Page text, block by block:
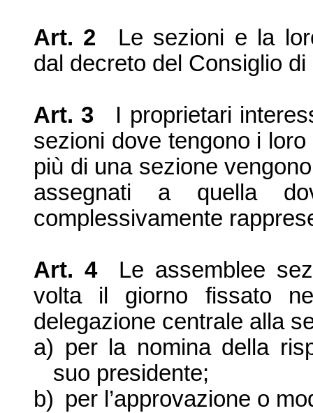
Art. 2
Le sezioni e la
dal decreto del Consiglio
Art. 3
I proprietari
sezioni dove tengono i
più di una sezione vengono
assegnati a quella
complessivamente
Art. 4
Le assemblee
volta il giorno fissato
delegazione centrale alla
a) per la nomina della
suo presidente;
b) per l’approvazione o